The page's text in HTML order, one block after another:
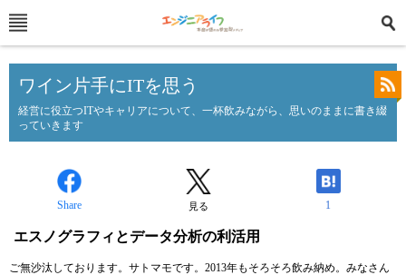
ワイン片手にITを思う
経営に役立つITやキャリアについて、一杯飲みながら、思いのままに書き綴
っていきます
Share 見る 1
エスノグラフィとデータ分析の利活用
ご無沙汰しております。サトマモです。2013年もそろそろ飲み納め。みなさん